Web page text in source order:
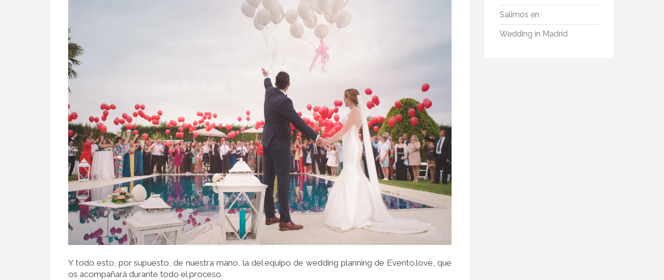
Y todo esto, por supuesto, de nuestra mano, la del equipo de wedding planning de Evento.love, que
os acompañará durante todo el proceso.
Salimos en
Wedding in Madrid